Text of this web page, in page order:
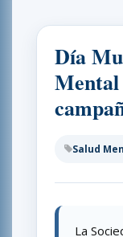
Día
Salud
La